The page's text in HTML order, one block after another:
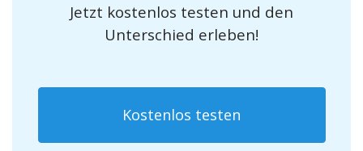
Jetzt kostenlos testen und den
Unterschied erleben!
Kostenlos testen